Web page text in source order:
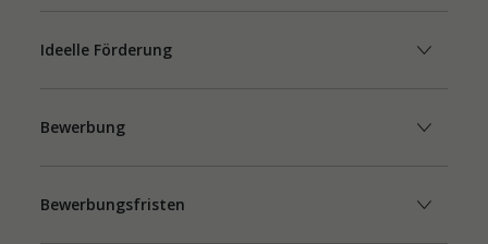
Ideelle Förderung
Bewerbung
Bewerbungsfristen